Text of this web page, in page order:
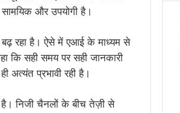
और उपयोगी है।
रहा है। ऐसे में एआई के माध्यम से
कि सही समय पर सही जानकारी
अत्यंत प्रभावी रही है।
है। निजी चैनलों के बीच तेज़ी से